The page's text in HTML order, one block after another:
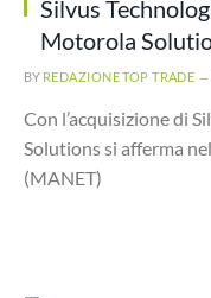
Silvus
Motorola
BY REDAZIONE TOP TRADE
Con l’acquisizione di
Solutions si afferma
(MANET)